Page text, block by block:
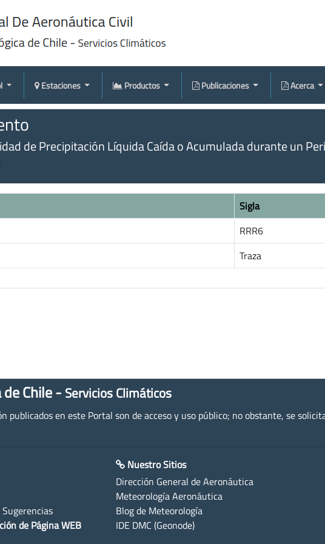
Estaciones Productos Publicaciones Acerca
de Precipitación Líquida Caída o Acumulada durante un
Sigla
RRR6
Traza
Chile - Servicios Climáticos
publicados en este Portal son de acceso y uso público; no obstante, se
de Página WEB
Nuestro Sitios
Dirección General de Aeronáutica
Meteorología Aeronáutica
Blog de Meteorología
IDE DMC (Geonode)